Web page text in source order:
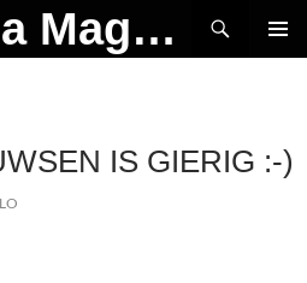
MAD Media Magazine
IS GIERIG :-)